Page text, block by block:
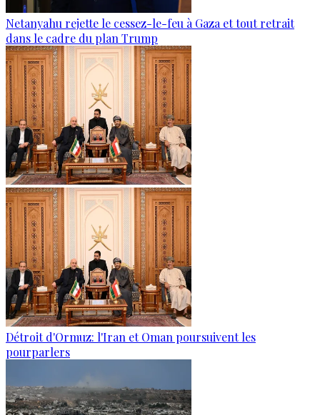
Netanyahu rejette le cessez-le-feu à Gaza et tout retrait
dans le cadre du plan Trump
Détroit d'Ormuz: l'Iran et Oman poursuivent les
pourparlers